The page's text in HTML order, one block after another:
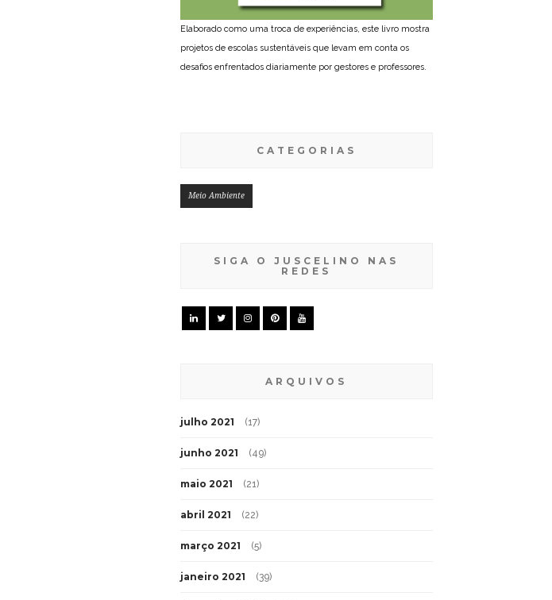
Elaborado como uma troca de experiências, este livro mostra
projetos de escolas sustentáveis que levam em conta os
desafios enfrentados diariamente por gestores e professores.
CATEGORIAS
Meio Ambiente
SIGA O JUSCELINO NAS
REDES
ARQUIVOS
julho 2021 (17)
junho 2021 (49)
maio 2021 (21)
abril 2021 (22)
março 2021 (5)
janeiro 2021 (39)